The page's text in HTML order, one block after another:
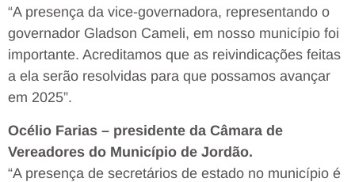
“A presença da vice-governadora, representando o
governador Gladson Cameli, em nosso município foi
importante. Acreditamos que as reivindicações feitas
a ela serão resolvidas para que possamos avançar
em 2025”.
Océlio Farias – presidente da Câmara de
Vereadores do Município de Jordão.
“A presença de secretários de estado no município é